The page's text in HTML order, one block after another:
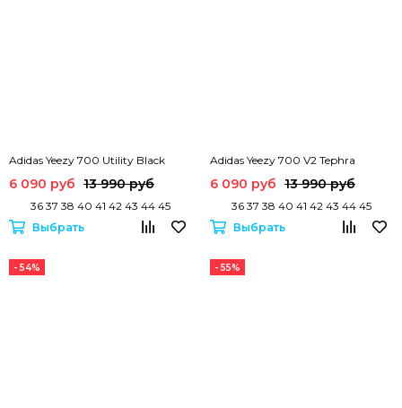
Adidas Yeezy 700 Utility Black
6 090 руб 13 990 руб
36 37 38 40 41 42 43 44 45
Выбрать
Adidas Yeezy 700 V2 Tephra
6 090 руб 13 990 руб
36 37 38 40 41 42 43 44 45
Выбрать
- 54% - 55%